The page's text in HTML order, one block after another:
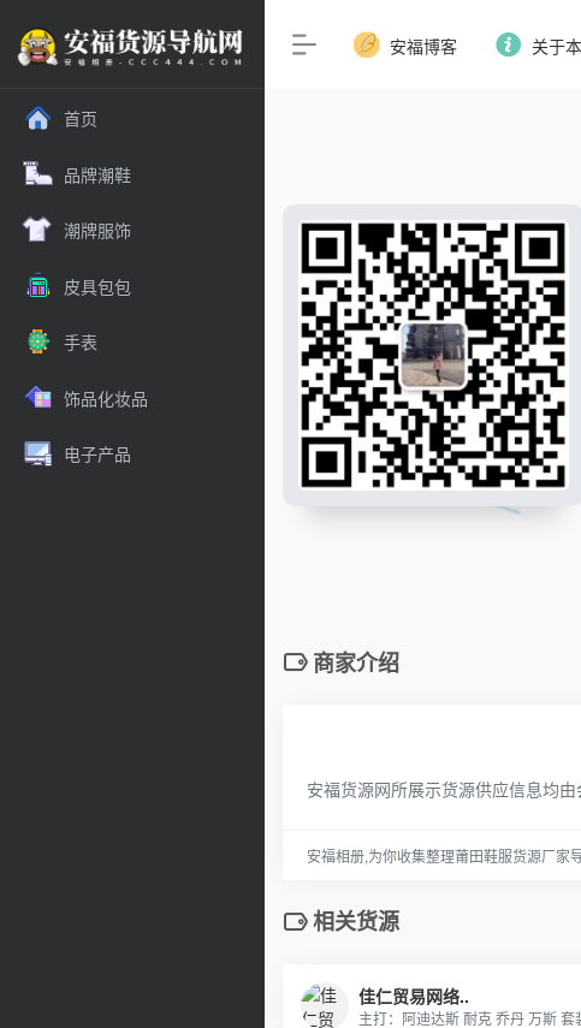
首页
品牌潮鞋
潮牌服饰
皮具包包
手表
饰品化妆品
电子产品
安福博客 关于
商家介绍
安福货源网所展示货源供应信息均
安福相册,为你收集整理莆田鞋服货源厂家
相关货源
佳仁贸易网络..